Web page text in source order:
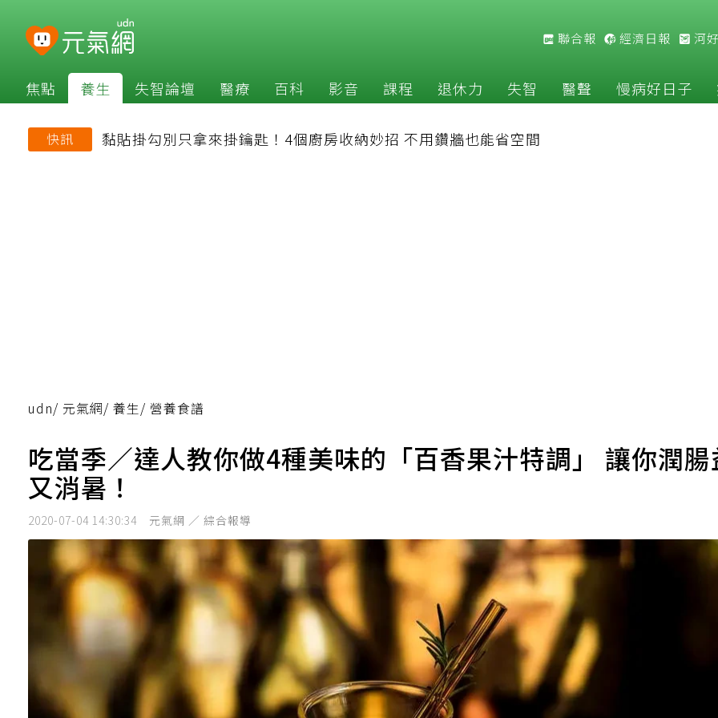
聯合報 經濟日報 河
焦點 養生 失智論壇 醫療 百科 影音 課程 退休力 失智 醫聲 慢病好日子
快訊 黏貼掛勾別只拿來掛鑰匙！4個廚房收納妙招 不用鑽牆也能省空間
udn/ 元氣網/ 養生/ 營養食譜
吃當季／達人教你做4種美味的「百香果汁特調」 讓你潤
又消暑！
2020-07-04 14:30:34 元氣網 ／ 綜合報導